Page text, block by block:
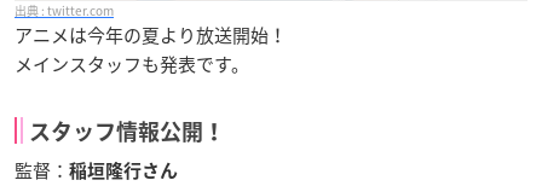
twitter.com
アニメは今年の夏より放送開始！
メインスタッフも発表です。
スタッフ情報公開！
監督： 稲垣隆行さん